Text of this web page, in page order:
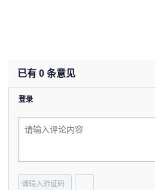
已有 0 条意见
登录